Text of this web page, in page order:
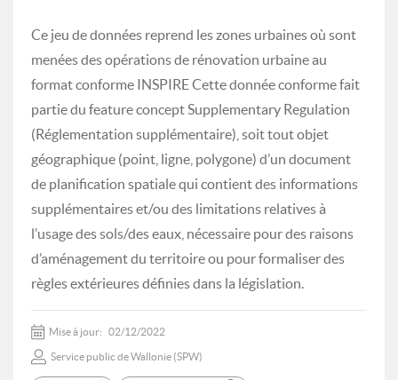
Ce jeu de données reprend les zones urbaines où sont
menées des opérations de rénovation urbaine au
format conforme INSPIRE Cette donnée conforme fait
partie du feature concept Supplementary Regulation
(Réglementation supplémentaire), soit tout objet
géographique (point, ligne, polygone) d’un document
de planification spatiale qui contient des informations
supplémentaires et/ou des limitations relatives à
l’usage des sols/des eaux, nécessaire pour des raisons
d’aménagement du territoire ou pour formaliser des
règles extérieures définies dans la législation.
Mise à jour: 02/12/2022
Service public de Wallonie (SPW)